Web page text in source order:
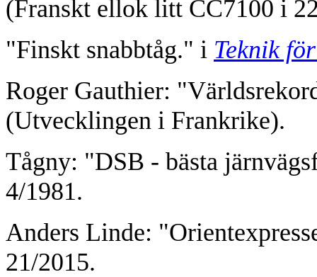
(Franskt ellok litt CC7100 i
"Finskt snabbtåg." i Teknik
Roger Gauthier:
(Utvecklingen i Frankrike).
Tågny: "DSB - bästa
4/1981.
Anders Linde:
21/2015.